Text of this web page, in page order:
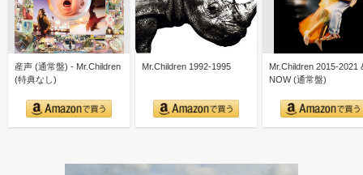
産声 (通常盤) - Mr.Children
(特典なし)
Mr.Children 1992-1995
Mr.Children 2015-2021
NOW (通常盤)